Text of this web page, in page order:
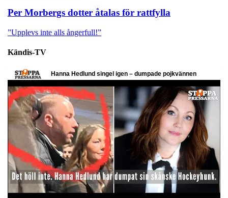
Per Morbergs dotter åtalas för rattfylla
”Upplevs inte alls ångerfull!”
Kändis-TV